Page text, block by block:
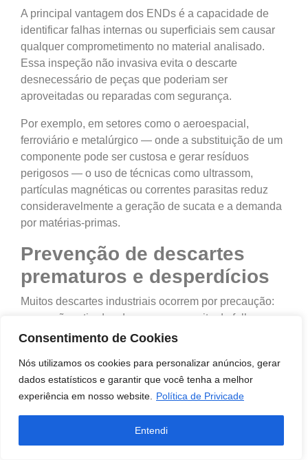
Consentimento de Cookies
Nós utilizamos os cookies para personalizar anúncios, gerar
dados estatísticos e garantir que você tenha a melhor
experiência em nosso website.
Política de Privicade
Entendi
A principal vantagem dos ENDs é a capacidade de
identificar falhas internas ou superficiais sem causar
qualquer comprometimento no material analisado.
Essa inspeção não invasiva evita o descarte
desnecessário de peças que poderiam ser
aproveitadas ou reparadas com segurança.
Por exemplo, em setores como o aeroespacial,
ferroviário e metalúrgico — onde a substituição de um
componente pode ser custosa e gerar resíduos
perigosos — o uso de técnicas como ultrassom,
partículas magnéticas ou correntes parasitas reduz
consideravelmente a geração de sucata e a demanda
por matérias-primas.
Prevenção de descartes
prematuros e desperdícios
Muitos descartes industriais ocorrem por precaução:
peças são retiradas de uso por suspeita de falha, sem
uma confirmação técnica precisa. Com os ENDs, é
componentes, evitando trocas desnecessárias e
reduzindo o volume de resíduos.
preventivos, antecipando o desgaste de estruturas
antes que atinjam níveis críticos. Essa abordagem